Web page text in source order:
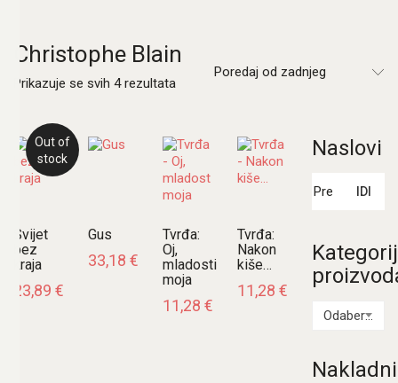
Christophe Blain
Prikazuje se svih 4 rezultata
Poredaj od zadnjeg
Out of
stock
Svijet
bez
kraja
23,89 €
Gus
33,18 €
Tvrđa:
Oj,
mladosti
moja
11,28 €
Tvrđa:
Nakon
kiše…
11,28 €
Naslovi
IDI
Odaberi kategoriju